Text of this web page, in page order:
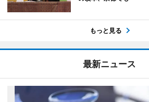
もっと見る
最新ニュース